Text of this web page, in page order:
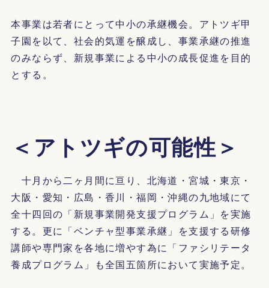
本事業は若者にとって中小の承継機会。アトツギ甲
子園を以て、社会的気運を醸成し、事業承継の推進
のみならず、新規事業による中小の成長促進を目的
とする。
＜アトツギの可能性＞
十月から二ヶ月間に亘り、北海道・宮城・東京・
大阪・愛知・広島・香川・福岡・沖縄の九地域にて
全十四回の「新規事業開発支援プログラム」を実施
する。更に「ベンチャ型事業承継」を支援する研修
講師や専門家を各地に増やす為に「ファシリテータ
養成プログラム」も全国五箇所において実施予定。